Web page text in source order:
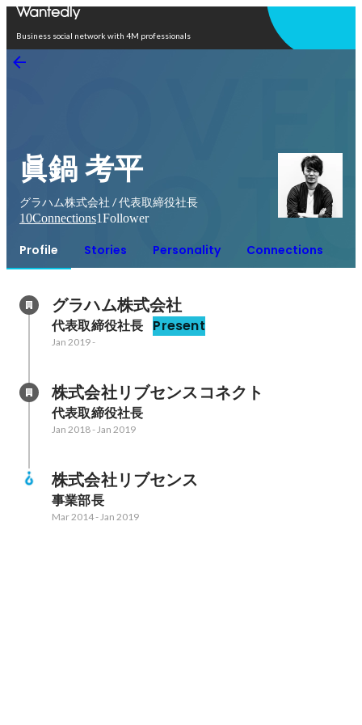
Business social network with 4M professionals
眞鍋 考平
グラハム株式会社 / 代表取締役社長
10Connections1Follower
Profile Stories Personality Connections
グラハム株式会社
代表取締役社長 Present
Jan 2019-
株式会社リブセンスコネクト
代表取締役社長
Jan 2018-Jan 2019
株式会社リブセンス
事業部長
Mar 2014-Jan 2019